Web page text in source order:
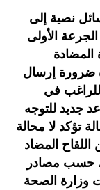
نصية إلى
الأولى
المضادة
ضرورة إرسال
في
جديد للتوجه
تؤكد لا محالة
المضاد
حسب مصادر
وزارة الصحة